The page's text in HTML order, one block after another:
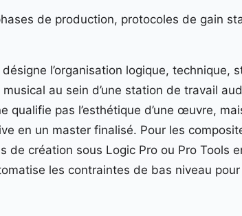
de production, protocoles de gain
l’organisation logique, technique,
au sein d’une station de travail
qualifie pas l’esthétique d’une œuvre,
en un master finalisé. Pour les
création sous Logic Pro ou Pro Tools
les contraintes de bas niveau